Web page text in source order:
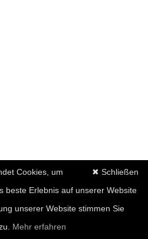
✖ Schließen
Cookies, um
beste Erlebnis auf unserer Website
unserer Website stimmen Sie
Mehr erfahren